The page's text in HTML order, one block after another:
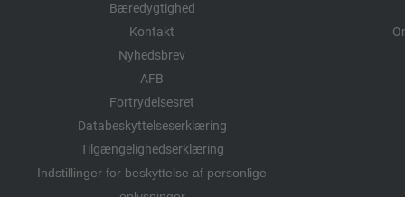
Bæredygtighed
Kontakt
Nyhedsbrev
AFB
Fortrydelsesret
Databeskyttelseserklæring
Tilgængelighedserklæring
Indstillinger for beskyttelse af personlige